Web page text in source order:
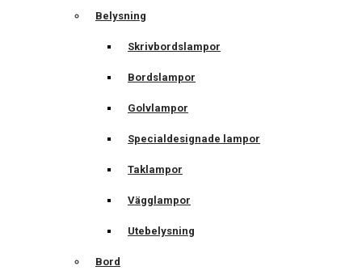
Belysning
Skrivbordslampor
Bordslampor
Golvlampor
Specialdesignade lampor
Taklampor
Vägglampor
Utebelysning
Bord